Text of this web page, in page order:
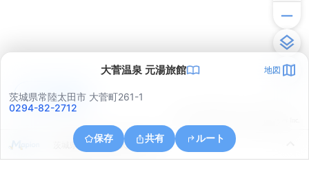
大菅温泉 元湯旅館 地図
茨城県常陸太田市 大菅町261-1
0294-82-2712
保存 共有 ルート
茨城県常陸太田市天下野町
アプリで見る